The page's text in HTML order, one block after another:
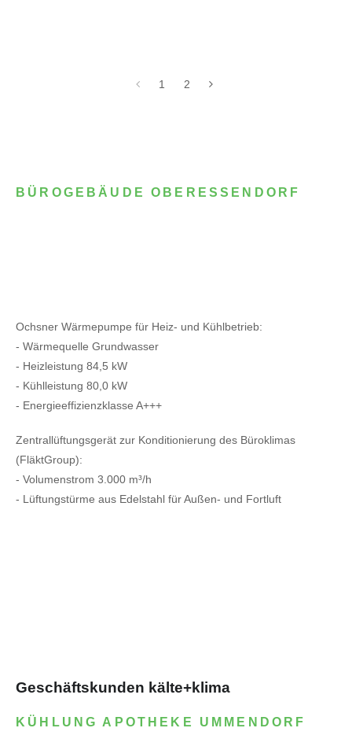
1 2
BÜROGEBÄUDE OBERESSENDORF
Ochsner Wärmepumpe für Heiz- und Kühlbetrieb:
- Wärmequelle Grundwasser
- Heizleistung 84,5 kW
- Kühlleistung 80,0 kW
- Energieeffizienzklasse A+++
Zentrallüftungsgerät zur Konditionierung des Büroklimas
(FläktGroup):
- Volumenstrom 3.000 m³/h
- Lüftungstürme aus Edelstahl für Außen- und Fortluft
Geschäftskunden kälte+klima
KÜHLUNG APOTHEKE UMMENDORF